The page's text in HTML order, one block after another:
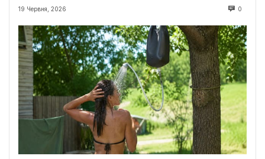
19 Червня, 2026 0